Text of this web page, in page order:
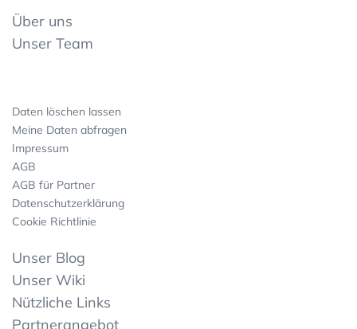
Über uns
Unser Team
Daten löschen lassen
Meine Daten abfragen
Impressum
AGB
AGB für Partner
Datenschutzerklärung
Cookie Richtlinie
Unser Blog
Unser Wiki
Nützliche Links
Partnerangebot